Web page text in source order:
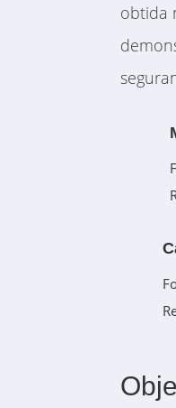
obtida